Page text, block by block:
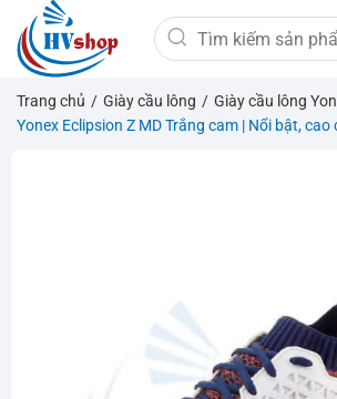
qua
nội
dung
Tìm
kiếm:
Trang chủ / Giày cầu lông / Giày cầu lông
Yonex Eclipsion Z MD Trắng cam | Nổi bật, cao